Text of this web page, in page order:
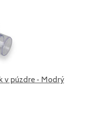
púzdre - Modrý